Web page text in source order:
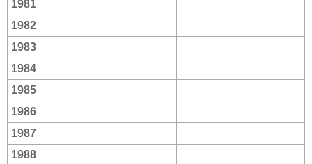
1981
1982
1983
1984
1985
1986
1987
1988